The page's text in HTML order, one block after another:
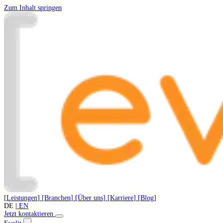
Zum Inhalt springen
[Leistungen] [Branchen] [Über uns] [Karriere] [Blog]
DE
EN
Jetzt kontaktieren